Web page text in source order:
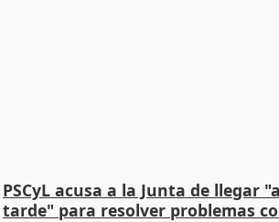
PSCyL acusa a la Junta de llegar
tarde" para resolver problemas